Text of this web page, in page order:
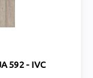
592 - IVC